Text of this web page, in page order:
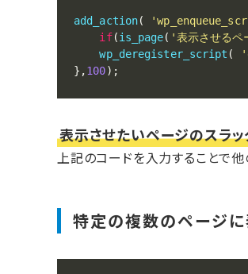
add_action(
if(is_page( '表示させるペ
wp_deregister_script (
} ,100) ;
表示させたいページのスラ
上記のコードを入力することで
特定の複数のページ